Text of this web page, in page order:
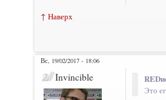
↑ Наверх
Вс, 19/02/2017 - 18:06
Invincible
Это